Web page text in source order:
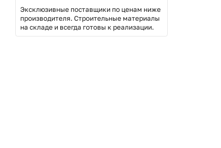
Эксклюзивные поставщики по ценам ниже
производителя. Строительные материалы
на складе и всегда готовы к реализации.